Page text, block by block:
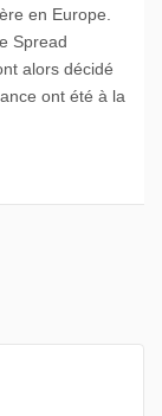
en Europe.
Spread
alors décidé
ont été à la